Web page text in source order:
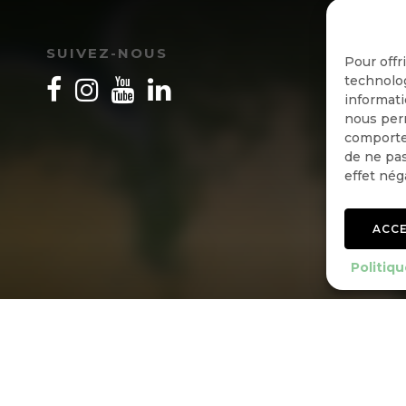
Pour
nous
de ne
effet
SUIVEZ-NOUS